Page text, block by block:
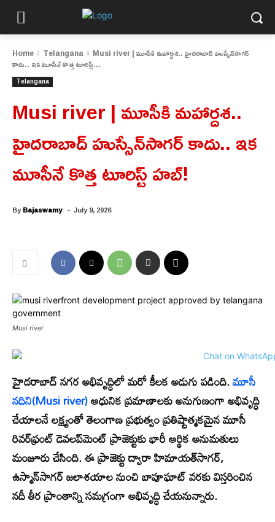
Home Telangana Musi river | మూసీకి మహార్దశ.. హైదరాబాద్ హుస్సేన్‌సాగర్
కాదు.. ఇక మూసీనే కొత్త టూరిస్ట్...
Telangana
Musi river | మూసీకి మహార్దశ..
హైదరాబాద్ హుస్సేన్‌సాగర్ కాదు.. ఇక
మూసీనే కొత్త టూరిస్ట్ హబ్!
ByBajaswamy - July 9, 2026
Musi river
హైదరాబాద్ నగర అభివృద్ధిలో మరో కీలక అడుగు పడింది.మూసీ
నదిని(Musi river)ఆధునిక ప్రమాణాలకు అనుగుణంగా అభివృద్ధి
చేయాలనే లక్ష్యంతో తెలంగాణ ప్రభుత్వం ప్రతిష్టాత్మకమైన మూసీ
రివర్‌ఫ్రంట్ డెవలప్‌మెంట్ ప్రాజెక్టుకు భారీ ఆర్థిక అనుమతులు
మంజూరు చేసింది. ఈ ప్రాజెక్టు ద్వారా హిమాయత్‌సాగర్,
ఉస్మాన్‌సాగర్ జలాశయాల నుంచి బాపూఘాట్ వరకు విస్తరించిన
నదీ తీర ప్రాంతాన్ని సమగ్రంగా అభివృద్ధి చేయనున్నారు.